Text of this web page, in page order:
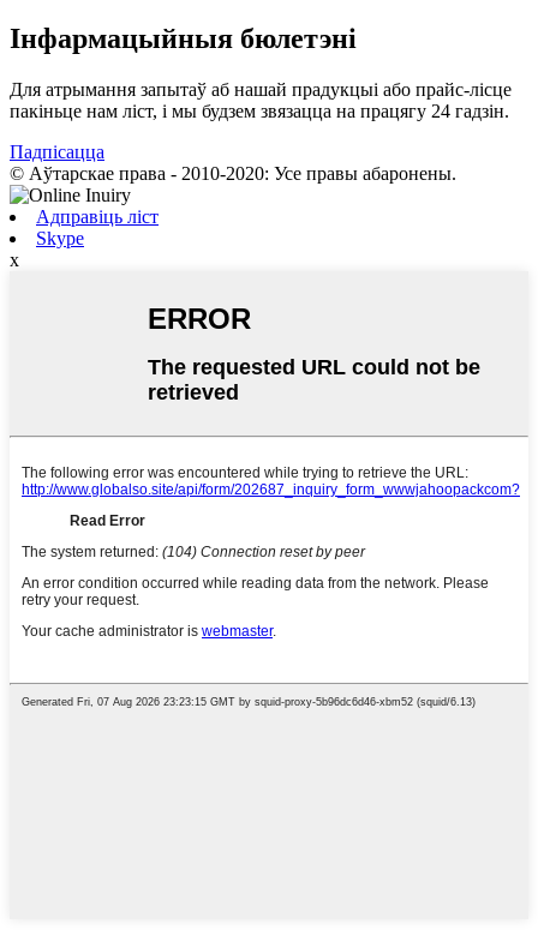
Інфармацыйныя бюлетэні
Для атрымання запытаў аб нашай прадукцыі або прайс-лісце
пакіньце нам ліст, і мы будзем звязацца на працягу 24 гадзін.
Падпісацца
© Аўтарскае права - 2010-2020: Усе правы абаронены.
Адправіць ліст
Skype
x